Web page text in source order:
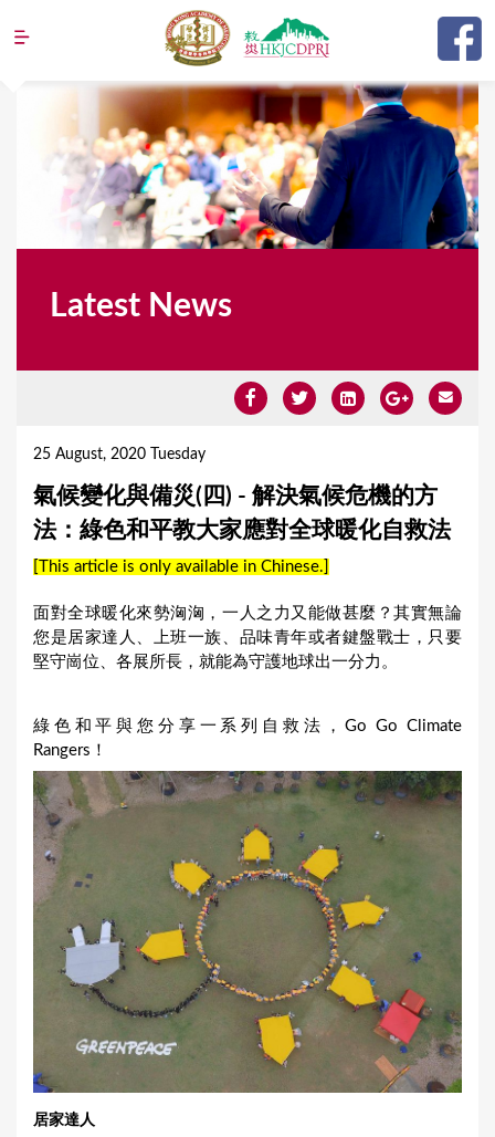
Jump to navigation
Latest News
25 August, 2020 Tuesday
氣候變化與備災(四) - 解決氣候危機的方
法：綠色和平教大家應對全球暖化自救法
[This article is only available in Chinese.]
面對全球暖化來勢洶洶，一人之力又能做甚麼？其實無論
您是居家達人、上班一族、品味青年或者鍵盤戰士，只要
堅守崗位、各展所長，就能為守護地球出一分力。
綠色和平與您分享一系列自救法，Go Go Climate
Rangers！
居家達人